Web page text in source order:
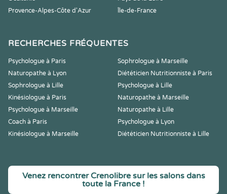
Provence-Alpes-Côte d'Azur
Île-de-France
RECHERCHES FRÉQUENTES
Psychologue à Paris
Sophrologue à Marseille
Naturopathe à Lyon
Diététicien Nutritionniste à Paris
Sophrologue à Lille
Psychologue à Lille
Kinésiologue à Paris
Naturopathe à Marseille
Psychologue à Marseille
Naturopathe à Lille
Coach à Paris
Psychologue à Lyon
Kinésiologue à Marseille
Diététicien Nutritionniste à Lille
Venez rencontrer Crenolibre sur les salons dans
toute la France !